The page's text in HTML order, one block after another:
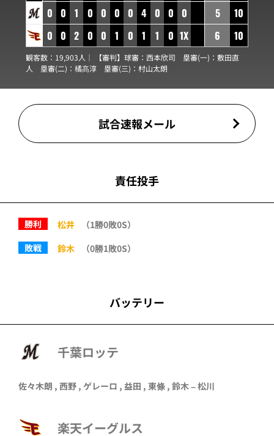
0 0 1 0 0 0 0 4 0 0 0
0 0 2 0 0 1 0 1 1 0 1X
5
10
6
10
観客数：19,903人｜ 【審判】球審： 西本欣司 塁審(一)： 敷田直
人
塁審(二)： 橘髙淳 塁審(三)： 村山太朗
試合速報メール
責任投手
勝利 松井
（1勝0敗0S）
敗戦
鈴木 （0勝1敗0S）
バッテリー
千葉ロッテ
佐々木朗 , 西野 , ゲレーロ , 益田 , 東條 , 鈴木–松川
楽天イーグルス